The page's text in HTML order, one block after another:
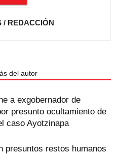
/ REDACCIÓN
del autor
a exgobernador de
presunto ocultamiento de
caso Ayotzinapa
presuntos restos humanos